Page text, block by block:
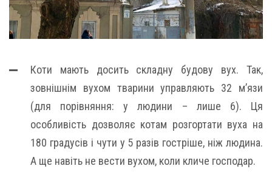
Коти мають досить складну будову вух. Так,
зовнішнім вухом тварини управляють 32 м’язи
(для порівняння: у людини – лише 6). Ця
особливість дозволяє котам розгортати вуха на
180 градусів і чути у 5 разів гостріше, ніж людина.
А ще навіть не вести вухом, коли кличе господар.